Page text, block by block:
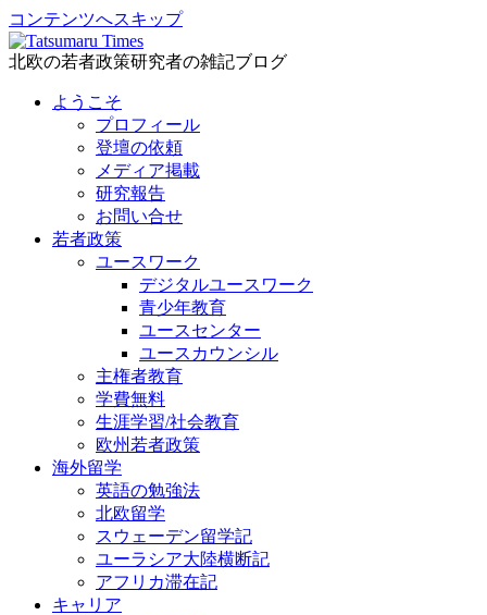
コンテンツへスキップ
北欧の若者政策研究者の雑記ブログ
ようこそ
プロフィール
登壇の依頼
メディア掲載
研究報告
お問い合せ
若者政策
ユースワーク
デジタルユースワーク
青少年教育
ユースセンター
ユースカウンシル
主権者教育
学費無料
生涯学習/社会教育
欧州若者政策
海外留学
英語の勉強法
北欧留学
スウェーデン留学記
ユーラシア大陸横断記
アフリカ滞在記
キャリア